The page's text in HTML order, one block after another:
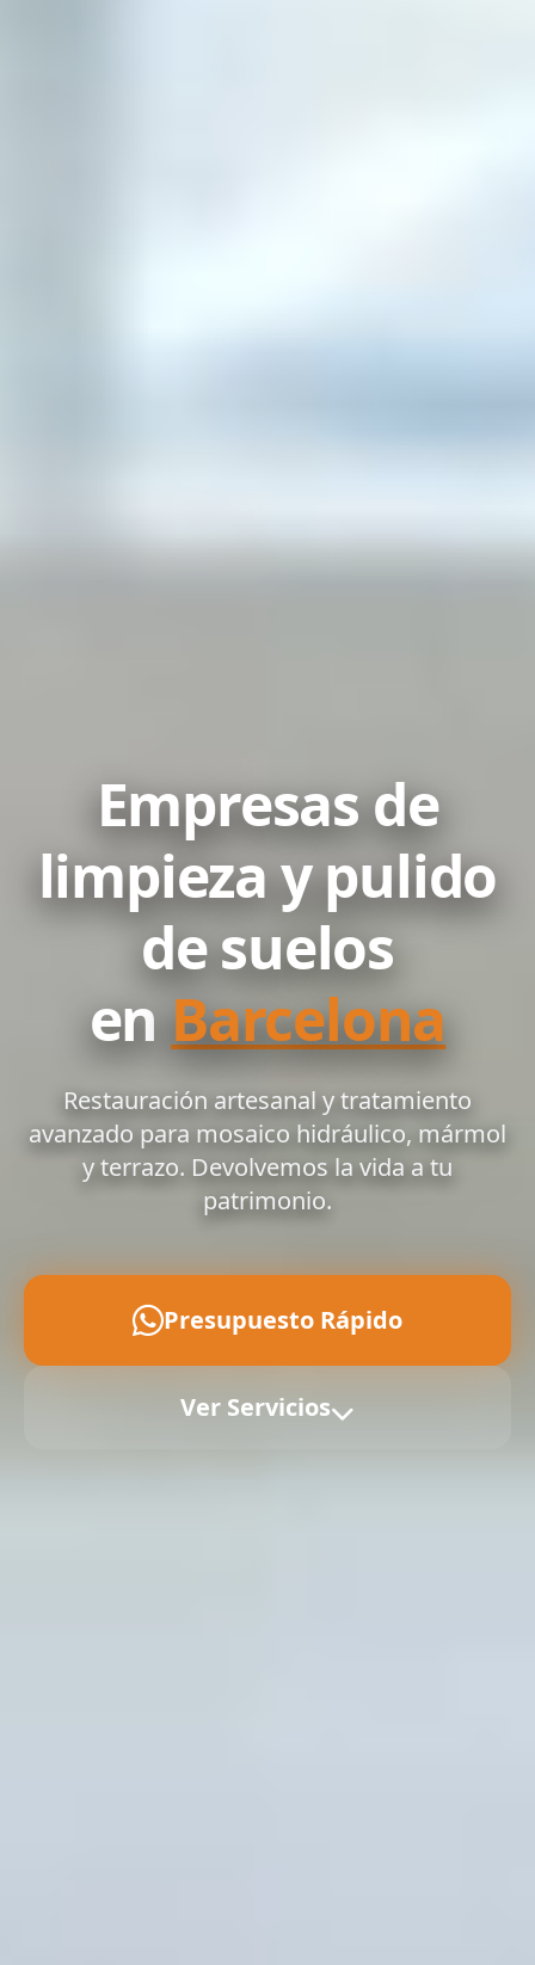
Empresas de
limpieza y pulido
de suelos
en Barcelona
Restauración artesanal y tratamiento
avanzado para mosaico hidráulico, mármol
y terrazo. Devolvemos la vida a tu
patrimonio.
Presupuesto Rápido
Ver Servicios